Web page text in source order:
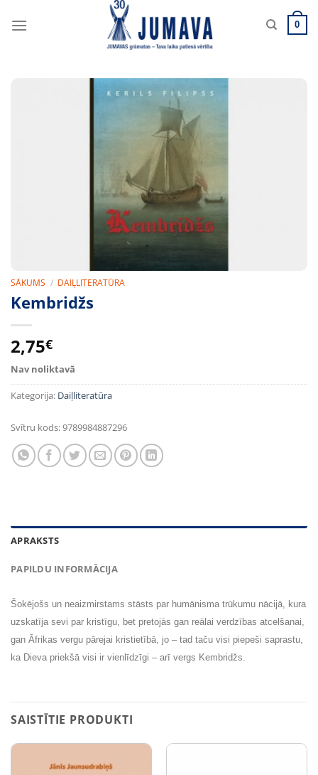
0
SĀKUMS / DAIĻLITERATŪRA
Kembridžs
2,75€
Nav noliktavā
Kategorija: Daiļliteratūra
Svītru kods:9789984887296
APRAKSTS
PAPILDU INFORMĀCIJA
Šokējošs un neaizmirstams stāsts par humānisma trūkumu nācijā, kura
uzskatīja sevi par kristīgu, bet pretojās gan reālai verdzības atcelšanai,
gan Āfrikas vergu pārejai kristietībā, jo – tad taču visi piepeši saprastu,
ka Dieva priekšā visi ir vienlīdzīgi – arī vergs Kembridžs.
SAISTĪTIE PRODUKTI